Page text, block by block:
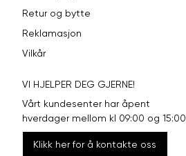
Retur og bytte
Reklamasjon
Vilkår
VI HJELPER DEG GJERNE!
Vårt kundesenter har åpent
hverdager mellom kl 09:00 og 15:00
Klikk her for å kontakte oss